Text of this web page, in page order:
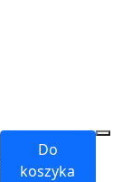
Do
koszyka